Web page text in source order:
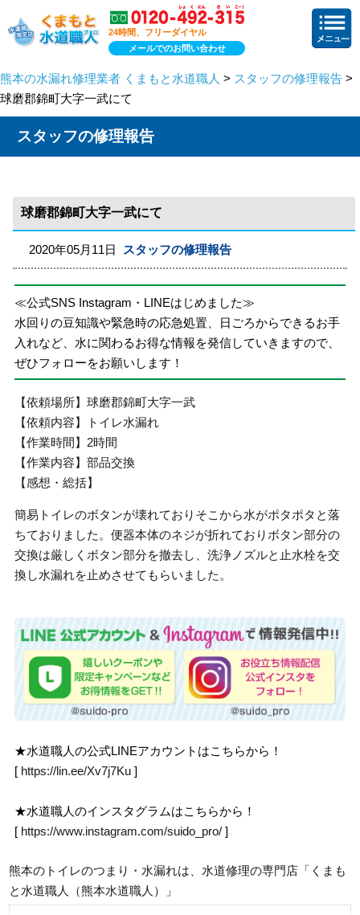
24時間、フリーダイヤル
メールでのお問い合わせ
熊本の水漏れ修理業者 くまもと水道職人 > スタッフの修理報告 >
球磨郡錦町大字一武にて
スタッフの修理報告
球磨郡錦町大字一武にて
2020年05月11日 スタッフの修理報告
≪公式SNS Instagram・LINEはじめました≫
水回りの豆知識や緊急時の応急処置、日ごろからできるお手
入れなど、水に関わるお得な情報を発信していきますので、
ぜひフォローをお願いします！
【依頼場所】球磨郡錦町大字一武
【依頼内容】トイレ水漏れ
【作業時間】2時間
【作業内容】部品交換
【感想・総括】
簡易トイレのボタンが壊れておりそこから水がポタポタと落
ちておりました。便器本体のネジが折れておりボタン部分の
交換は厳しくボタン部分を撤去し、洗浄ノズルと止水栓を交
換し水漏れを止めさせてもらいました。
★水道職人の公式LINEアカウントはこちらから！
[ https://lin.ee/Xv7j7Ku ]
★水道職人のインスタグラムはこちらから！
[ https://www.instagram.com/suido_pro/ ]
熊本のトイレのつまり・水漏れは、水道修理の専門店「くまも
と水道職人（熊本水道職人）」